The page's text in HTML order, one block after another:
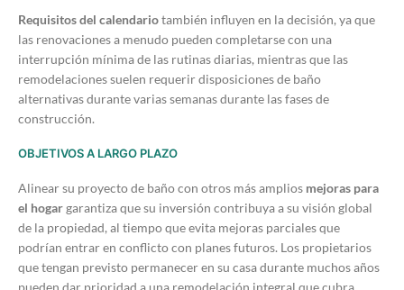
Requisitos del calendariotambién influyen en la decisión, ya que
las renovaciones a menudo pueden completarse con una
interrupción mínima de las rutinas diarias, mientras que las
remodelaciones suelen requerir disposiciones de baño
alternativas durante varias semanas durante las fases de
construcción.
OBJETIVOS A LARGO PLAZO
Alinear su proyecto de baño con otros más amplios mejoras para
el hogar garantiza que su inversión contribuya a su visión global
de la propiedad, al tiempo que evita mejoras parciales que
podrían entrar en conflicto con planes futuros. Los propietarios
que tengan previsto permanecer en su casa durante muchos años
pueden dar prioridad a una remodelación integral que cubra